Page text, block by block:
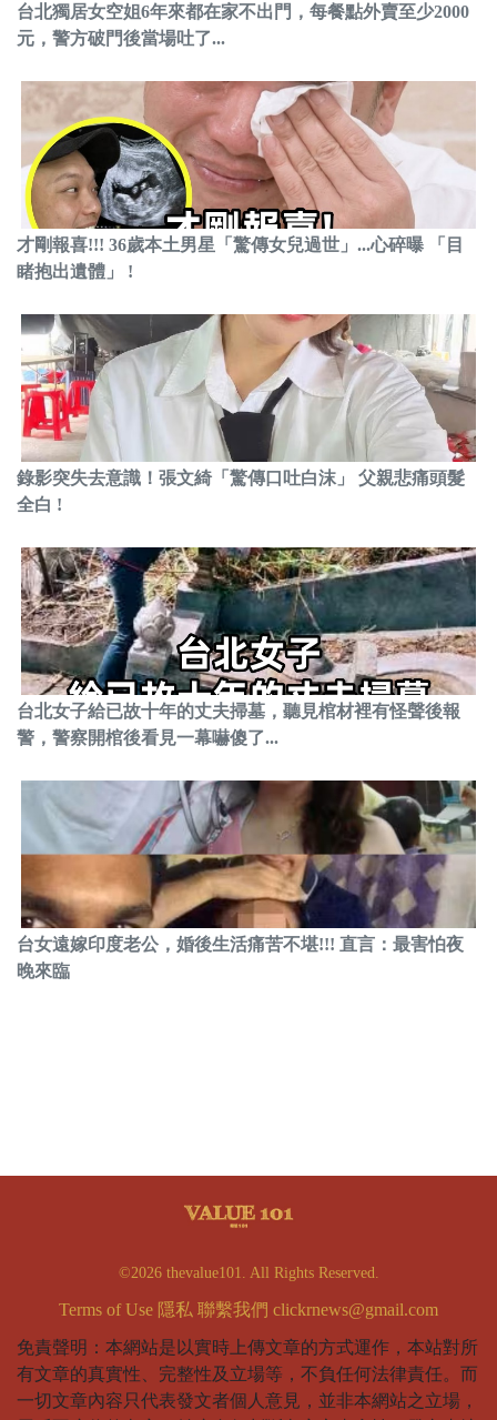
台北獨居女空姐6年來都在家不出門，每餐點外賣至少2000
元，警方破門後當場吐了...
才剛報喜!!! 36歲本土男星「驚傳女兒過世」...心碎曝 「目
睹抱出遺體」 !
錄影突失去意識！張文綺「驚傳口吐白沫」 父親悲痛頭髮
全白 !
台北女子給已故十年的丈夫掃墓，聽見棺材裡有怪聲後報
警，警察開棺後看見一幕嚇傻了...
台女遠嫁印度老公，婚後生活痛苦不堪!!! 直言：最害怕夜
晚來臨
©2026 thevalue101. All Rights Reserved.
Terms of Use 隱私 聯繫我們 clickrnews@gmail.com
免責聲明：本網站是以實時上傳文章的方式運作，本站對所
有文章的真實性、完整性及立場等，不負任何法律責任。而
一切文章內容只代表發文者個人意見，並非本網站之立場，